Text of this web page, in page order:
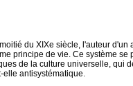
du XIXe siècle, l'auteur
principe de vie. Ce système
de la culture universelle, qui
antisystématique.